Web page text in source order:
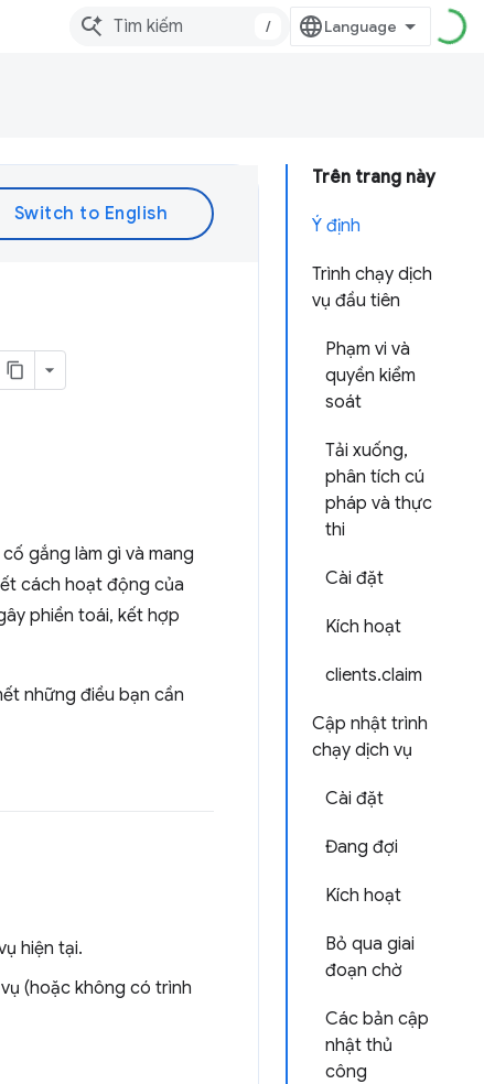
/
Trên trang này
Ý định
Trình chạy dịch
vụ đầu tiên
Phạm vi và
quyền kiểm
soát
Tải xuống,
phân tích cú
pháp và thực
thi
Cài đặt
Kích hoạt
clients.claim
Cập nhật trình
chạy dịch vụ
Cài đặt
Đang đợi
Kích hoạt
Bỏ qua giai
đoạn chờ
Các bản cập
nhật thủ
công
gắng làm gì và mang
cách hoạt động của
phiền toái, kết hợp
những điều bạn cần
hiện tại.
(hoặc không có trình